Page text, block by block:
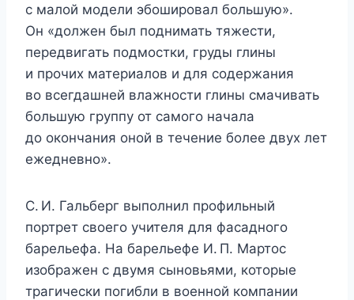
с малой модели эбошировал большую».
Он «должен был поднимать тяжести,
передвигать подмостки, груды глины
и прочих материалов и для содержания
во всегдашней влажности глины смачивать
большую группу от самого начала
до окончания оной в течение более двух лет
ежедневно».
С. И. Гальберг выполнил профильный
портрет своего учителя для фасадного
барельефа. На барельефе И. П. Мартос
изображен с двумя сыновьями, которые
трагически погибли в военной компании